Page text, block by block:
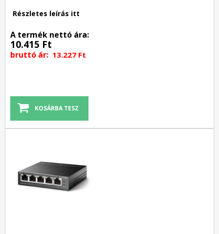
Részletes leírás itt
A termék nettó ára:
10.415 Ft
bruttó ár: 13.227 Ft